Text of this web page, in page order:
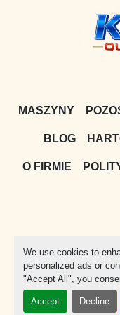
We use cookies to
personalized ads or
"Accept All", you
Accept Decline
MASZYNY
BLOG
O FIRMIE
Witryna Machinio